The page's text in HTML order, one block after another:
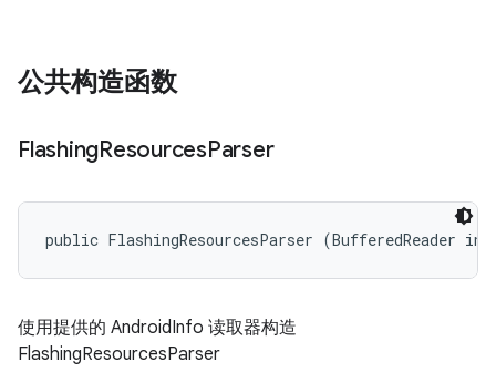
公共构造函数
FlashingResourcesParser
public FlashingResourcesParser (BufferedReader
使用提供的 AndroidInfo 读取器构造
FlashingResourcesParser